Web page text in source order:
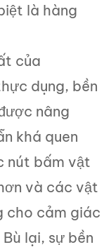
là hàng
của
dụng, bền
nâng
khá quen
nút bấm vật
và các vật
cho cảm giác
lại, sự bền